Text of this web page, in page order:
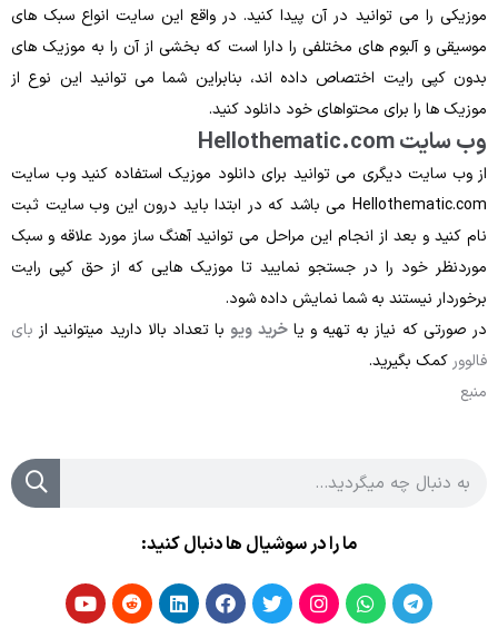
موزیکی را می‌ توانید در آن پیدا کنید. در واقع این سایت انواع سبک‌ های
موسیقی و آلبوم های مختلفی را دارا است که بخشی از آن را به موزیک‌ های
بدون کپی ‌رایت اختصاص داده ‌اند، بنابراین شما می‌ توانید این نوع از
موزیک‌ ها را برای محتواهای خود دانلود کنید.
وب‌ سایت Hellothematic.com
از وب ‌سایت دیگری می‌ توانید برای دانلود موزیک استفاده کنید وب ‌سایت
Hellothematic.com می ‌باشد که در ابتدا باید درون این وب ‌سایت ثبت
‌نام کنید و بعد از انجام این مراحل می ‌توانید آهنگ ‌ساز مورد علاقه و سبک
موردنظر خود را در جستجو نمایید تا موزیک ‌هایی که از حق کپی ‌رایت
برخوردار نیستند به شما نمایش داده شود.
در صورتی که نیاز به تهیه و یاخرید ویو با تعداد بالا دارید میتوانید از بای
فالوور کمک بگیرید.
منبع
ما را در سوشیال ها دنبال کنید: